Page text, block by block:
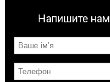
Напишите нам